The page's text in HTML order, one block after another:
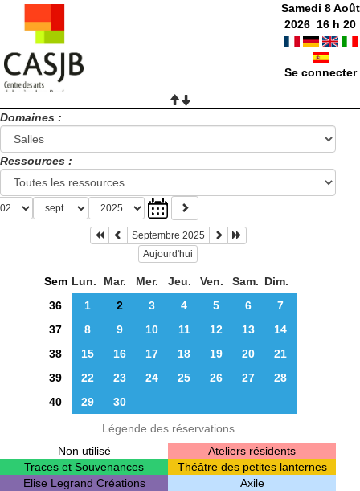
Samedi 8 Août
2026 16 h20
Se connecter
Domaines :
Ressources :
Septembre 2025
Aujourd'hui
Sem Lun. Mar. Mer. Jeu. Ven. Sam. Dim.
36
1 2 3 4 5 6
7
37
8 9 10 11 12 13
14
38
15 16 17 18 19 20
21
39
22 23 24 25 26 27
28
40
29 30
Légende des réservations
Non utilisé
Ateliers résidents
Traces et Souvenances
Théâtre des petites lanternes
Elise Legrand Créations
Axile